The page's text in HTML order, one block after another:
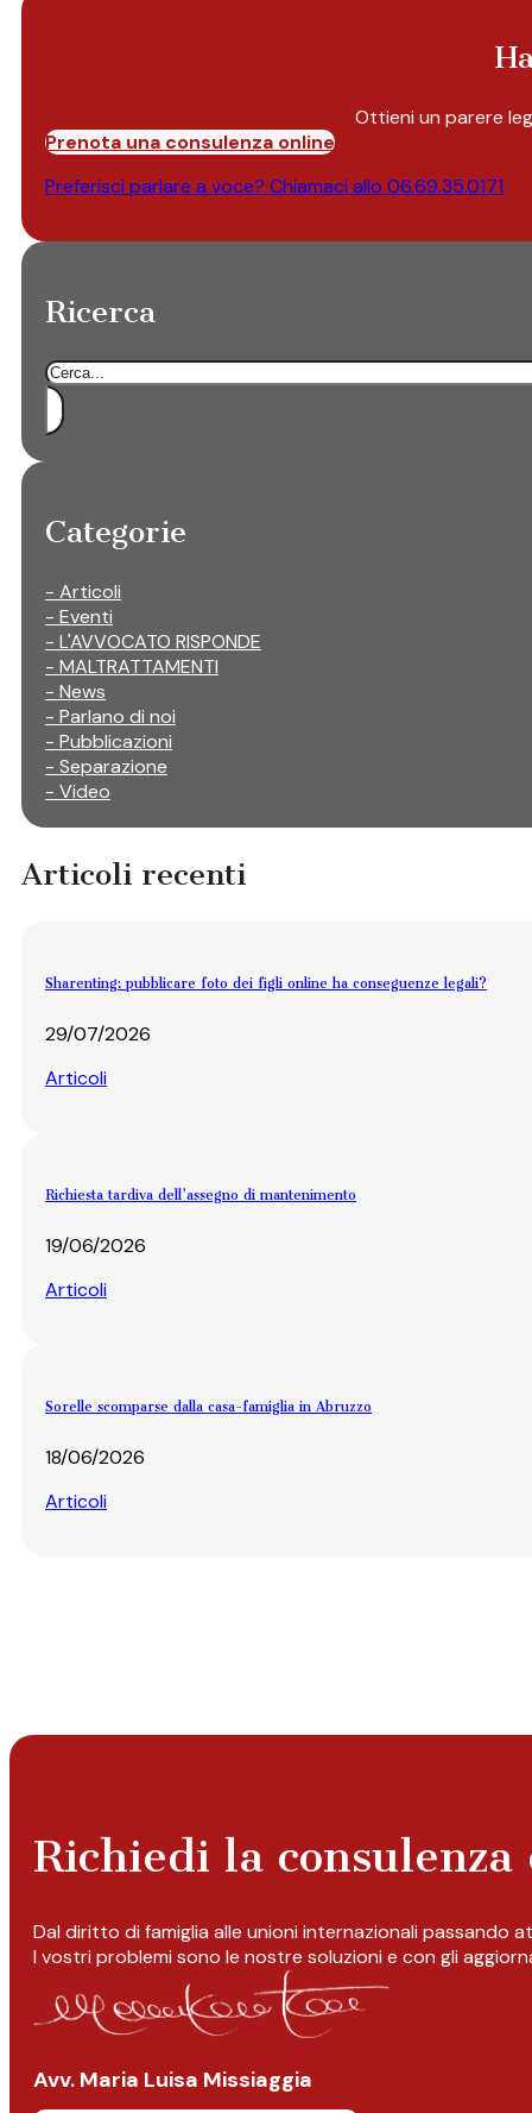
Ottieni un parere
Prenota una consulenza online
Preferisci parlare a voce? Chiamaci allo 06.69.35.0171
Ricerca
Cerca
Categorie
- Articoli
- Eventi
- L'AVVOCATO RISPONDE
- MALTRATTAMENTI
- News
- Parlano di noi
- Pubblicazioni
- Separazione
- Video
Articoli recenti
Sharenting: pubblicare foto dei figli online ha conseguenze legali?
29/07/2026
Articoli
Richiesta tardiva dell’assegno di mantenimento
19/06/2026
Articoli
Sorelle scomparse dalla casa-famiglia in Abruzzo
18/06/2026
Articoli
Richiedi la
Dal diritto di famiglia alle unioni internazionali passando
I vostri problemi sono le nostre soluzioni e con gli
Avv. Maria Luisa Missiaggia